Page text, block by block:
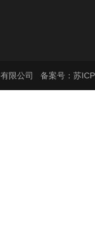
限公司 备案号：苏